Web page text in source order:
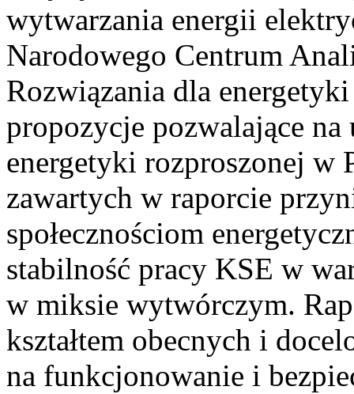
wytwarzania energii
Narodowego Centrum
Rozwiązania dla
propozycje pozwalające
energetyki rozproszonej w
zawartych w raporcie
społecznościom
stabilność pracy KSE w
w miksie wytwórczym.
kształtem obecnych i
na funkcjonowanie i